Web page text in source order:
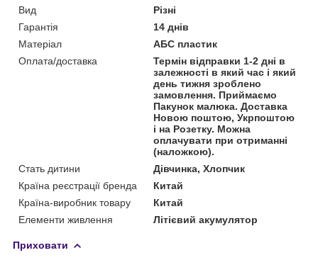
Вид
Різні
Гарантія
14 днів
Матеріал
АБС пластик
Оплата/доставка
Термін відправки 1-2 дні в
залежності в який час і який
день тижня зроблено
замовлення. Приймаємо
Пакунок малюка. Доставка
Новою поштою, Укрпоштою
і на Розетку. Можна
оплачувати при отриманні
(наложкою).
Стать дитини
Дівчинка, Хлопчик
Країна реєстрації бренда
Китай
Країна-виробник товару
Китай
Елементи живлення
Літієвий акумулятор
Приховати